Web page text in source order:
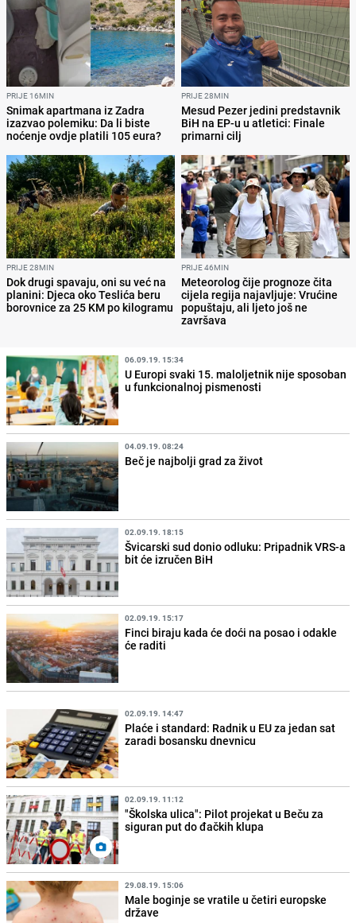
PRIJE 16MIN
Snimak apartmana iz Zadra
izazvao polemiku: Da li biste
noćenje ovdje platili 105 eura?
PRIJE 28MIN
Mesud Pezer jedini predstavnik
BiH na EP-u u atletici: Finale
primarni cilj
PRIJE 28MIN
Dok drugi spavaju, oni su već na
planini: Djeca oko Teslića beru
borovnice za 25 KM po kilogramu
PRIJE 46MIN
Meteorolog čije prognoze čita
cijela regija najavljuje: Vrućine
popuštaju, ali ljeto još ne
završava
06.09.19. 15:34
U Europi svaki 15. maloljetnik nije sposoban
u funkcionalnoj pismenosti
04.09.19. 08:24
Beč je najbolji grad za život
02.09.19. 18:15
Švicarski sud donio odluku: Pripadnik VRS-a
bit će izručen BiH
02.09.19. 15:17
Finci biraju kada će doći na posao i odakle
će raditi
02.09.19. 14:47
Plaće i standard: Radnik u EU za jedan sat
zaradi bosansku dnevnicu
02.09.19. 11:12
"Školska ulica": Pilot projekat u Beču za
siguran put do đačkih klupa
29.08.19. 15:06
Male boginje se vratile u četiri europske
države